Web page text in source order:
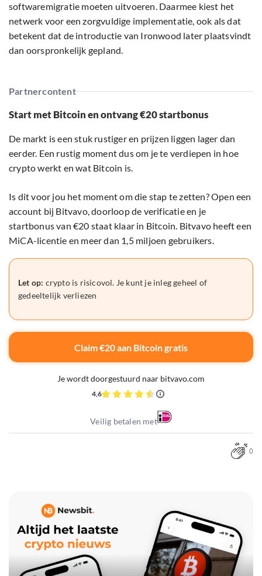
softwaremigratie moeten uitvoeren. Daarmee kiest het
netwerk voor een zorgvuldige implementatie, ook als dat
betekent dat de introductie van Ironwood later plaatsvindt
dan oorspronkelijk gepland.
Partnercontent
Start met Bitcoin en ontvang €20 startbonus
De markt is een stuk rustiger en prijzen liggen lager dan
eerder. Een rustig moment dus om je te verdiepen in hoe
crypto werkt en wat Bitcoin is.
Is dit voor jou het moment om die stap te zetten? Open een
account bij Bitvavo, doorloop de verificatie en je
startbonus van €20 staat klaar in Bitcoin. Bitvavo heeft een
MiCA-licentie en meer dan 1,5 miljoen gebruikers.
Let op: crypto is risicovol. Je kunt je inleg geheel of
gedeeltelijk verliezen
Claim €20 aan Bitcoin gratis
Je wordt doorgestuurd naar bitvavo.com
4,6
Veilig betalen met
0